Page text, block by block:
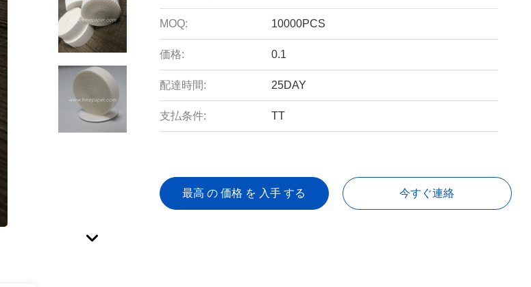
MOQ: 10000PCS
価格: 0.1
配達時間: 25DAY
支払条件: TT
最高 の 価格 を 入手 する 今すぐ連絡